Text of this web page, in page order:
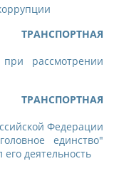
рассмотрении
Федерации
единство"
деятельность